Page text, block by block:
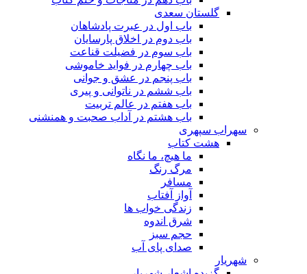
گلستان سعدی
باب اول در عبرت پادشاهان
باب دوم در اخلاق پارسایان
باب سوم در فضیلت قناعت
باب چهارم در فواید خاموشى
باب پنجم در عشق و جوانى
باب ششم در ناتوانى و پیرى
باب هفتم در عالم تربیت
باب هشتم در آداب صحبت و همنشنى
سهراب سپهری
هشت کتاب
ما هیچ، ما نگاه
مرگ رنگ
مسافر
آواز آفتاب
زندگی خواب ها
شرق اندوه
حجم سبز
صدای پای آب
شهریار